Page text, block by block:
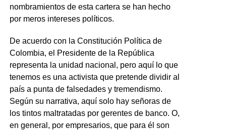
nombramientos de esta cartera se han hecho
por meros intereses políticos.
De acuerdo con la Constitución Política de
Colombia, el Presidente de la República
representa la unidad nacional, pero aquí lo que
tenemos es una activista que pretende dividir al
país a punta de falsedades y tremendismo.
Según su narrativa, aquí solo hay señoras de
los tintos maltratadas por gerentes de banco. O,
en general, por empresarios, que para él son